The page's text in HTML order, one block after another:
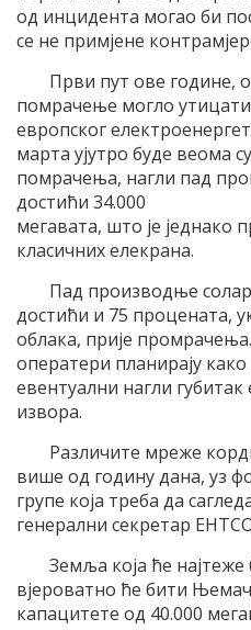
од инцидента могао би
се не примјене
Први пут ове године,
помрачење могло утицати
европског
марта ујутро буде веома
помрачења, нагли пад
достићи 34.000
мегавата, што је
класичних елекрана.
Пад производње
достићи и 75 процената,
облака, прије
оператери планирају
евентуални нагли губитак
извора.
Различите мреже
више од годину дана, уз
групе која треба да
генерални секретар
Земља која ће
вјероватно ће бити
капацитете од 40.000